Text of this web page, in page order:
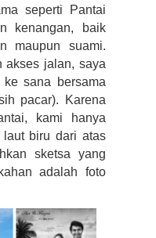
seperti Pantai
kenangan, baik
maupun suami.
akses jalan, saya
sana bersama
pacar). Karena
kami hanya
laut biru dari atas
sketsa yang
adalah foto